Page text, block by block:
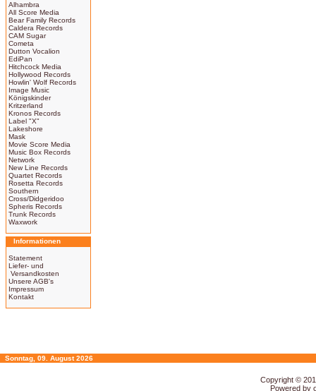
Alhambra
All Score Media
Bear Family Records
Caldera Records
CAM Sugar
Cometa
Dutton Vocalion
EdiPan
Hitchcock Media
Hollywood Records
Howlin' Wolf Records
Image Music
Königskinder
Kritzerland
Kronos Records
Label "X"
Lakeshore
Mask
Movie Score Media
Music Box Records
Network
New Line Records
Quartet Records
Rosetta Records
Southern
Cross/Didgeridoo
Spheris Records
Trunk Records
Waxwork
Informationen
Statement
Liefer- und
Versandkosten
Unsere AGB's
Impressum
Kontakt
Sonntag, 09. August 2026
Copyright ©
Powered by